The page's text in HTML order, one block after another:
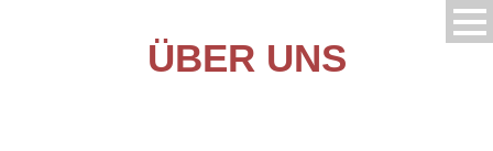
ÜBER UNS